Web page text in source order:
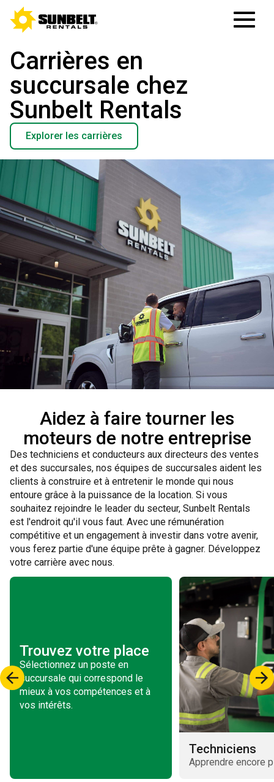
Carrières en
succursale chez
Sunbelt Rentals
Explorer les carrières
Aidez à faire tourner les
moteurs de notre entreprise
Des techniciens et conducteurs aux directeurs des ventes
et des succursales, nos équipes de succursales aident les
clients à construire et à entretenir le monde qui nous
entoure grâce à la puissance de la location. Si vous
souhaitez rejoindre le leader du secteur, Sunbelt Rentals
est l'endroit qu'il vous faut. Avec une rémunération
compétitive et un engagement à investir dans votre avenir,
vous ferez partie d'une équipe prête à gagner. Développez
votre carrière avec nous.
Trouvez votre place
Sélectionnez un poste en
succursale qui correspond le
mieux à vos compétences et à
vos intérêts.
Techniciens
Apprendre encore